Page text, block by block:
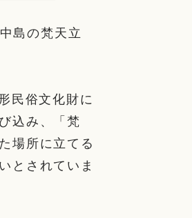
島の梵天立
民俗文化財に
込み、「梵
場所に立てる
とされていま